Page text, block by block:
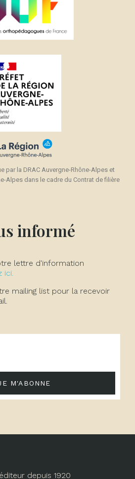
par la DRAC Auvergne-Rhône-Alpes et
Alpes dans le cadre du Contrat de filière
informé
lettre d'information
ici.
mailing list pour la recevoir
M'ABONNE
depuis 1920